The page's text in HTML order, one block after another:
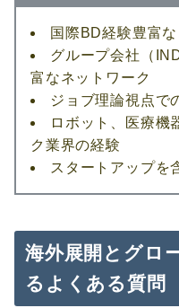
国際BD経験豊富
グループ会社（
富なネットワーク
ジョブ理論視点で
ロボット、医療機
ク業界の経験
スタートアップを
海外展開と グロ
るよくある質問